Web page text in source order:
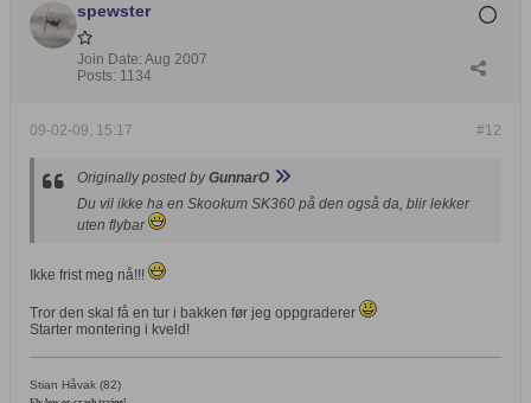
spewster
Join Date: Aug 2007
Posts: 1134
#12
09-02-09, 15:17
Originally posted byGunnarO
Du vil ikke ha en Skookum SK360 på den også da, blir lekker
uten flybar
Ikke frist meg nå!!!
Tror den skal få en tur i bakken før jeg oppgraderer
Starter montering i kveld!
Stian Håvak (82)